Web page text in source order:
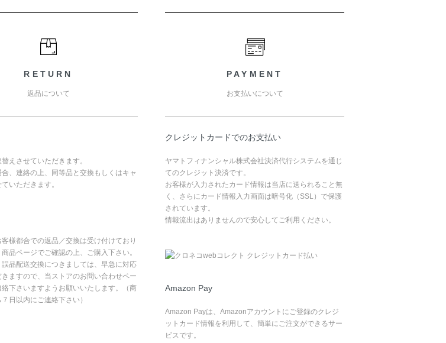
RETURN
返品について
えさせていただきます。
、連絡の上、同等品と交換もしくはキャ
いただきます。
客様都合での返品／交換は受け付けており
品ページでご確認の上、ご購入下さい。
品配送交換につきましては、早急に対応
ますので、当ストアのお問い合わせペー
絡下さいますようお願いいたします。（商
日以内にご連絡下さい）
PAYMENT
お支払いについて
クレジットカードでのお支払い
ヤマトフィナンシャル株式会社決済代行システムを通じ
てのクレジット決済です。
お客様が入力されたカード情報は当店に送られること無
く、さらにカード情報入力画面は暗号化（SSL）で保護
されています。
情報流出はありませんので安心してご利用ください。
Amazon Pay
Amazon Payは、Amazonアカウントにご登録のクレジ
ットカード情報を利用して、簡単にご注文ができるサー
ビスです。